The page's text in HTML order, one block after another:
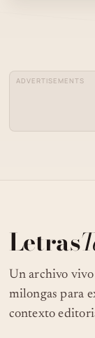
ADVERTISEMENTS
Letras
Un archivo vivo
milongas para
contexto